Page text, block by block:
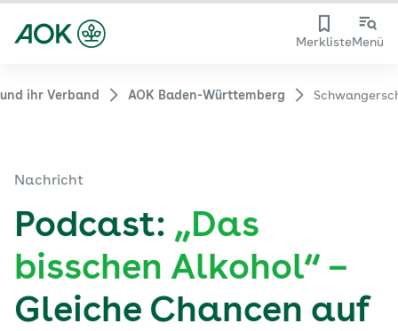
MerklisteMenü
ihr Verband AOK Baden-Württemberg
Nachricht
Podcast: „Das
bisschen Alkohol“ –
Gleiche Chancen auf